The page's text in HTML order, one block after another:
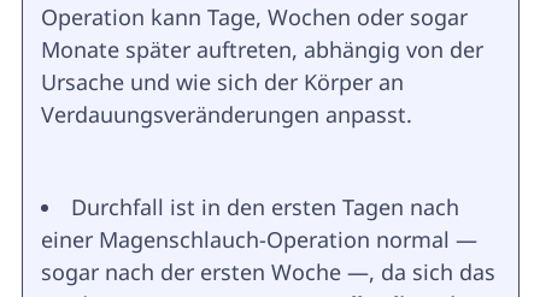
Operation kann Tage, Wochen oder sogar
Monate später auftreten, abhängig von der
Ursache und wie sich der Körper an
Verdauungsveränderungen anpasst.
Durchfall ist in den ersten Tagen nach
einer Magenschlauch-Operation normal —
sogar nach der ersten Woche —, da sich das